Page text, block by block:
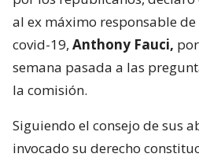
al ex máximo responsable
covid-19, Anthony Fauci,
semana pasada a las
la comisión.
Siguiendo el consejo de sus
invocado su derecho